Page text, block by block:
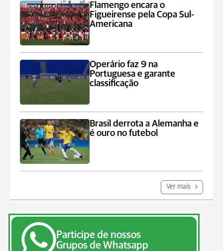
Flamengo encara o
Figueirense pela Copa Sul-
Americana
Operário faz 9 na
Portuguesa e garante
classificação
Brasil derrota a Alemanha e
é ouro no futebol
Ver mais
Participe de nossos
Grupos de Whatsapp